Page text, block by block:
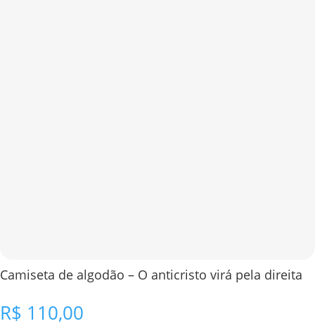
Camiseta de algodão – O anticristo virá pela direita
R$ 110,00